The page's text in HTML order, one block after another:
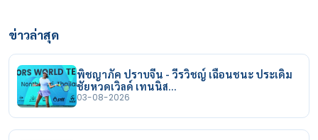
ข่าวล่าสุด
พิชญาภัค ปราบจีน - วีรวิชญ์ เฉือนชนะ ประเดิม
ชัยหวดเวิลด์ เทนนิส…
03-08-2026